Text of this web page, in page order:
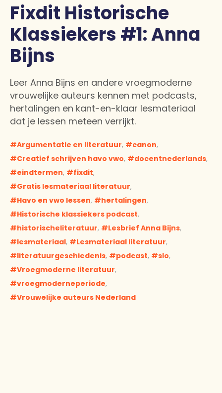
Fixdit Historische
Klassiekers #1: Anna
Bijns
Leer Anna Bijns en andere vroegmoderne
vrouwelijke auteurs kennen met podcasts,
hertalingen en kant-en-klaar lesmateriaal
dat je lessen meteen verrijkt.
Argumentatie en literatuur, canon,
Creatief schrijven havo vwo, docentnederlands,
eindtermen, fixdit,
Gratis lesmateriaal literatuur,
Havo en vwo lessen, hertalingen,
Historische klassiekers podcast,
historischeliteratuur, Lesbrief Anna Bijns,
lesmateriaal, Lesmateriaal literatuur,
literatuurgeschiedenis, podcast, slo,
Vroegmoderne literatuur,
vroegmoderneperiode,
Vrouwelijke auteurs Nederland